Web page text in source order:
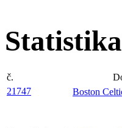
č.
21747
Boston